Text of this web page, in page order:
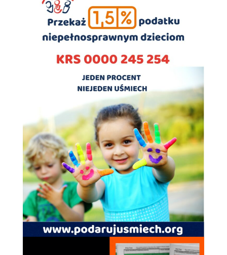
Doświadczenie
Aby nasza strona
internetowa
działała jak
twojego przejścia
na nią. Jeśli
odrzucisz te pliki
cookie, niektóre
funkcje znikną
internetowej.
Marketing
Udostępniając
swoje
zainteresowania i
zachowania
podczas
odwiedzania naszej
strony, zwiększasz
szansę na
zobaczenie
spersonalizowanych
treści i ofert.